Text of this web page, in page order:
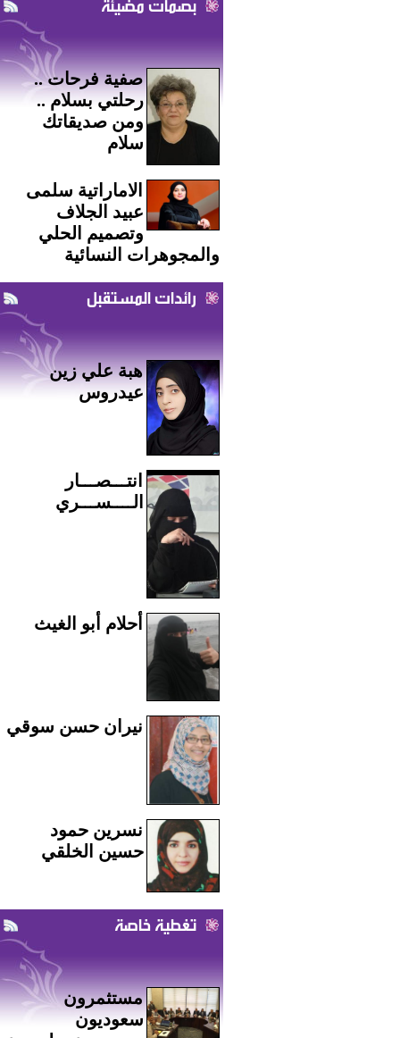
بصمات مضيئة
صفية فرحات ..
رحلتي بسلام ..
ومن صديقاتك
سلام
الاماراتية سلمى
عبيد الجلاف
وتصميم الحلي
والمجوهرات النسائية
رائدات المستقبل
هبة علي زين
عيدروس
انتـــصـــار
الــــســـري
أحلام أبو الغيث
نيران حسن سوقي
نسرين حمود
حسين الخلقي
تغطية خاصة
مستثمرون
سعوديون